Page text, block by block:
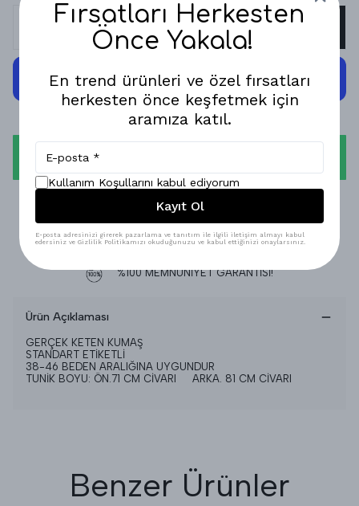
SEPETE EKLE
GÜVENLİ ALIŞVERİŞ!
%100 MEMNUNİYET GARANTİSİ!
Ürün Açıklaması
GERÇEK KETEN KUMAŞ
STANDART ETİKETLİ
38-46 BEDEN ARALIĞINA UYGUNDUR
TUNİK BOYU: ÖN.71 CM CİVARI ARKA. 81 CM CİVARI
Benzer Ürünler
Fırsatları Herkesten
Önce Yakala!
En trend ürünleri ve özel fırsatları
herkesten önce keşfetmek için
aramıza katıl.
Kullanım Koşullarını kabul ediyorum
Kayıt Ol
E-posta adresinizi girerek pazarlama ve tanıtım ile ilgili iletişim almayı kabul
edersiniz ve Gizlilik Politikamızı okuduğunuzu ve kabul ettiğinizi onaylarsınız.